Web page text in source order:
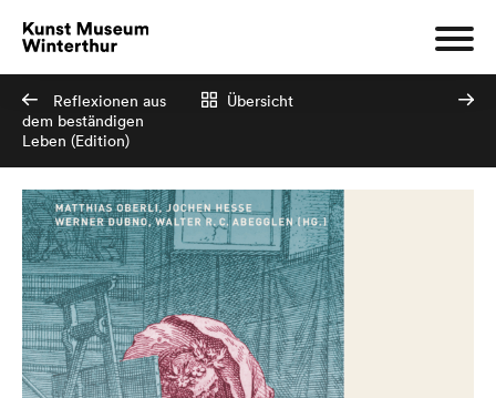
Reflexionen aus
dem beständigen
Leben (Edition)
Übersicht